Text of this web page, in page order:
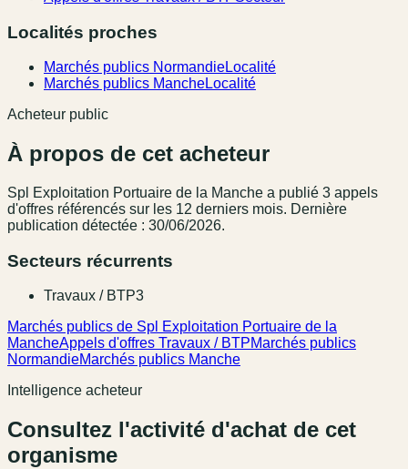
Localités proches
Marchés publics NormandieLocalité
Marchés publics MancheLocalité
Acheteur public
À propos de cet acheteur
Spl Exploitation Portuaire de la Manche a publié 3 appel s
d'offres référencés sur les 12 derniers mois. Dernière
publication détectée : 30/06/2026.
Secteurs récurrents
Travaux / BTP3
Marchés publics de Spl Exploitation Portuaire de la
MancheAppels d'offres Travaux / BTPMarchés publics
NormandieMarchés publics Manche
Intelligence acheteur
Consultez l'activité d'achat de cet
organisme